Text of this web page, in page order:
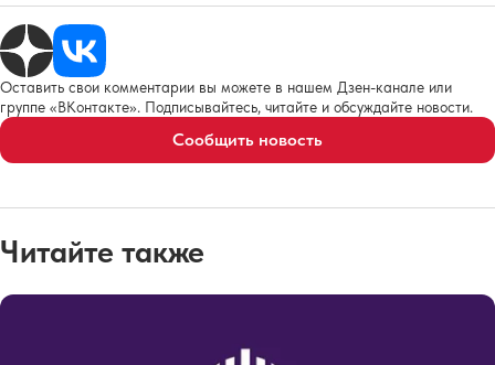
Оставить свои комментарии вы можете в нашем Дзен-канале или
группе «ВКонтакте». Подписывайтесь, читайте и обсуждайте новости.
Сообщить новость
Читайте также